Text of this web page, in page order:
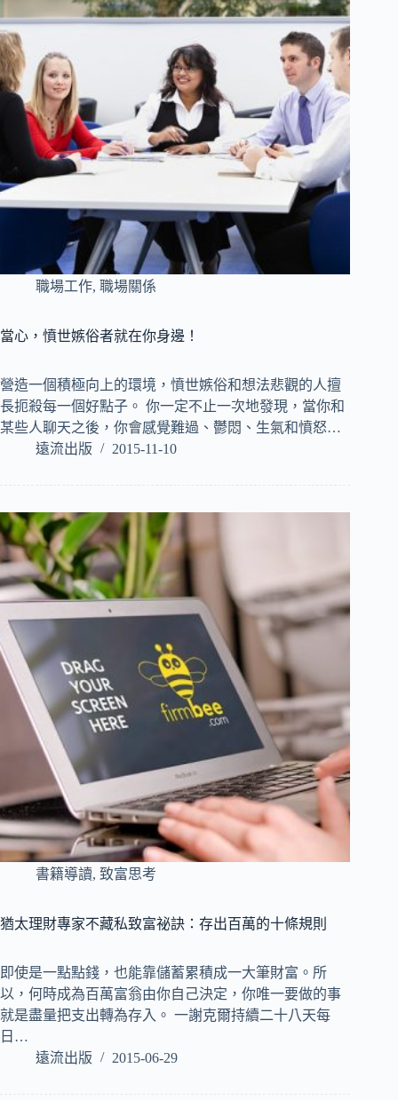
職場工作, 職場關係
當心，憤世嫉俗者就在你身邊！
營造一個積極向上的環境，憤世嫉俗和想法悲觀的人擅
長扼殺每一個好點子。 你一定不止一次地發現，當你和
某些人聊天之後，你會感覺難過、鬱悶、生氣和憤怒…
遠流出版
2015-11-10
書籍導讀, 致富思考
猶太理財專家不藏私致富祕訣：存出百萬的十條規則
即使是一點點錢，也能靠儲蓄累積成一大筆財富。所
以，何時成為百萬富翁由你自己決定，你唯一要做的事
就是盡量把支出轉為存入。 一謝克爾持續二十八天每
日…
遠流出版
2015-06-29